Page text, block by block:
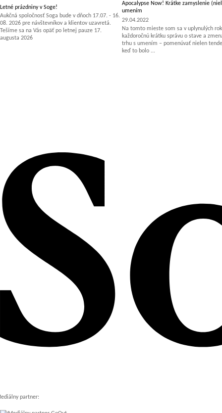
Letné prázdniny v Soge!
Aukčná spoločnosť Soga bude v dňoch 17.07. - 16.
08. 2026 pre návštevníkov a klientov uzavretá.
Tešíme sa na Vás opäť po letnej pauze 17.
augusta 2026
Apocalypse Now! Krátke zamyslenie
umením
29.04.2022
Na tomto mieste som sa v uplynulých
každoročnú krátku správu o stave a
trhu s umením – pomenúvať nielen
keď to bolo ...
partner: